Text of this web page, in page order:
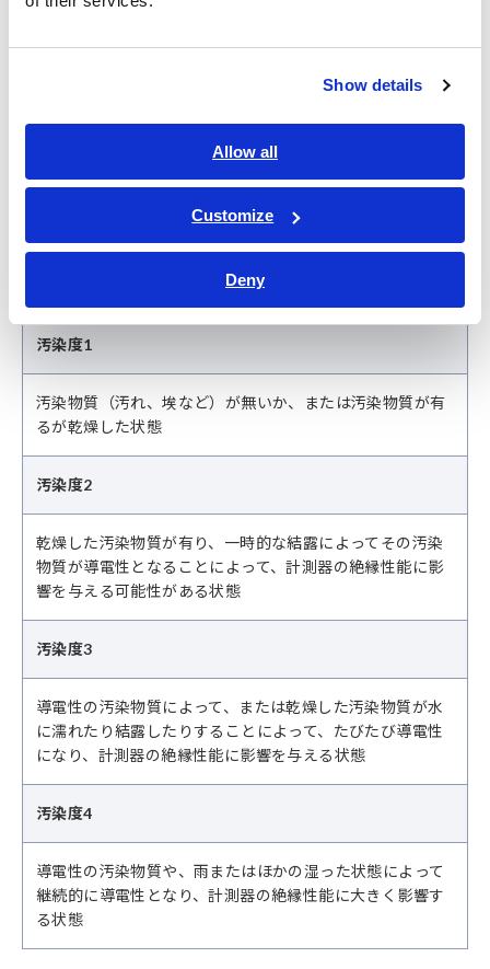
Show details
Allow all
Customize
Deny
計測器を使用できる環境を示します。
感電の危険が高まるおそれがあります。
安全性に関する規格（IEC/EN 61010シリーズ）では、計測器を
使用する場所の汚染レベルを以下のように分類しています。
汚染度1
汚染物質（汚れ、埃など）が無いか、または汚染物質が有
るが乾燥した状態
汚染度2
乾燥した汚染物質が有り、一時的な結露によってその汚染
物質が導電性となることによって、計測器の絶縁性能に影
響を与える可能性がある状態
汚染度3
導電性の汚染物質によって、または乾燥した汚染物質が水
に濡れたり結露したりすることによって、たびたび導電性
になり、計測器の絶縁性能に影響を与える状態
汚染度4
導電性の汚染物質や、雨またはほかの湿った状態によって
継続的に導電性となり、計測器の絶縁性能に大きく影響す
る状態